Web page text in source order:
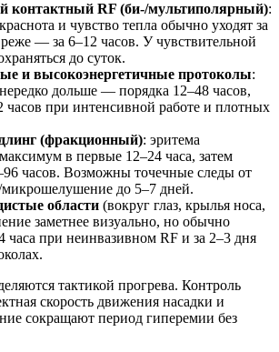
контактный RF (би‑/мультиполярный):
и чувство тепла обычно уходят за
— за 6–12 часов. У чувствительной
до суток.
и высокоэнергетичные протоколы:
дольше — порядка 12–48 часов,
часов при интенсивной работе и плотных
(фракционный): эритема
в первые 12–24 часа, затем
часов. Возможны точечные следы от
микрошелушение до 5–7 дней.
области (вокруг глаз, крылья носа,
заметнее визуально, но обычно
часа при неинвазивном RF и за 2–3 дня
тактикой прогрева. Контроль
скорость движения насадки и
сокращают период гиперемии без